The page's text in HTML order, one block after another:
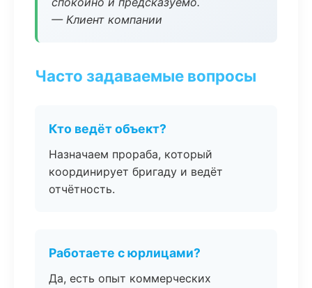
— Клиент компании
Часто задаваемые вопросы
Кто ведёт объект?
Назначаем прораба, который
координирует бригаду и ведёт
отчётность.
Работаете с юрлицами?
Да, есть опыт коммерческих